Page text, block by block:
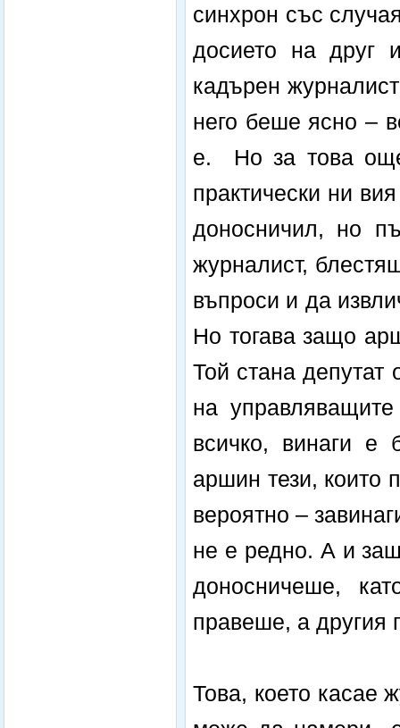
синхрон със
досието на друг
кадърен
него беше ясно –
е. Но за това
практически ни
доносничил, но
журналист,
въпроси и да
Но тогава защо
Той стана
на
всичко, винаги
аршин тези, които
вероятно –
не е редно. А и
доносничеше,
правеше, а другия
Това, което касае